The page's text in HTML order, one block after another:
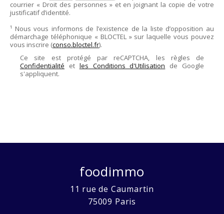
courrier « Droit des personnes » et en joignant la copie de votre
justificatif d’identité.
¹ Nous vous informons de l’existence de la liste d’opposition au
démarchage téléphonique « BLOCTEL » sur laquelle vous pouvez
vous inscrire (conso.bloctel.fr).
Ce site est protégé par reCAPTCHA, les règles de
Confidentialité et les Conditions d'Utilisation de Google
s'appliquent.
foodimmo
11 rue de Caumartin
75009 Paris